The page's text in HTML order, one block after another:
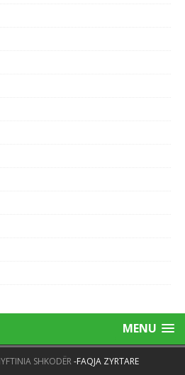
MENU
SHKODËR-FAQJA ZYRTARE